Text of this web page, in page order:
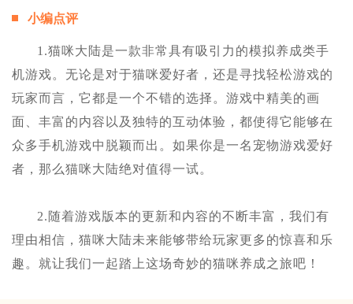
小编点评
1.猫咪大陆是一款非常具有吸引力的模拟养成类手
机游戏。无论是对于猫咪爱好者，还是寻找轻松游戏的
玩家而言，它都是一个不错的选择。游戏中精美的画
面、丰富的内容以及独特的互动体验，都使得它能够在
众多手机游戏中脱颖而出。如果你是一名宠物游戏爱好
者，那么猫咪大陆绝对值得一试。
2.随着游戏版本的更新和内容的不断丰富，我们有
理由相信，猫咪大陆未来能够带给玩家更多的惊喜和乐
趣。就让我们一起踏上这场奇妙的猫咪养成之旅吧！